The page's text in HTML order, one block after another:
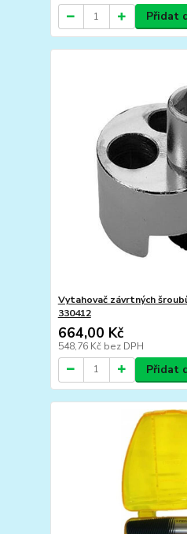
Přidat
Vytahovač závrtných
330412
664,00 Kč
548,76 Kč bez DPH
Přidat